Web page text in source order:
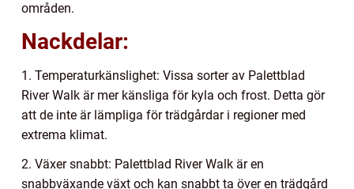
områden.
Nackdelar:
1. Temperaturkänslighet: Vissa sorter av Palettblad
River Walk är mer känsliga för kyla och frost. Detta gör
att de inte är lämpliga för trädgårdar i regioner med
extrema klimat.
2. Växer snabbt: Palettblad River Walk är en
snabbväxande växt och kan snabbt ta över en trädgård